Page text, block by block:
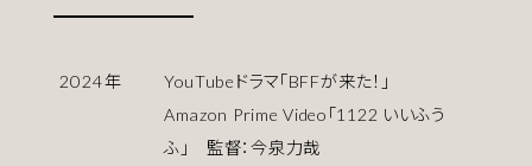
2024年
YouTubeドラマ「BFFが来た！」
Amazon Prime Video「1122 いいふう
ふ」 監督：今泉力哉